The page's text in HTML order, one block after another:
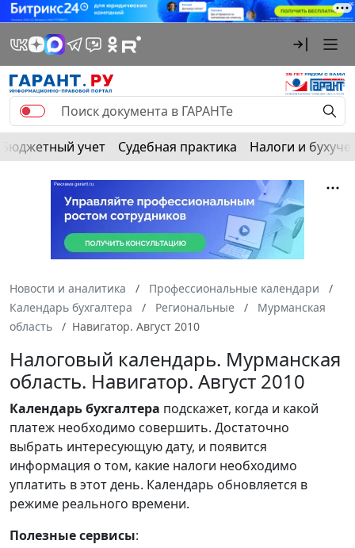
Бюджетный учет Судебная практика Налоги и
Новости и аналитика
Профессиональные календари
Календарь бухгалтера
Региональные
Мурманская
область
Навигатор. Август 2010
Налоговый календарь. Мурманская
область. Навигатор. Август 2010
Календарьбухгалтера подскажет, когда и какой
платеж необходимо совершить. Достаточно
выбрать интересующую дату, и появится
информация о том, какие налоги необходимо
уплатить в этот день. Календарь обновляется в
режиме реального времени.
Полезные сервисы: